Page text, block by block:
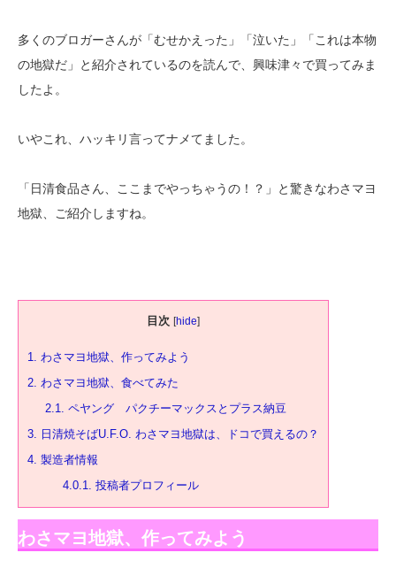
多くのブロガーさんが「むせかえった」「泣いた」「これは本物
の地獄だ」と紹介されているのを読んで、興味津々で買ってみま
したよ。
いやこれ、ハッキリ言ってナメてました。
「日清食品さん、ここまでやっちゃうの！？」と驚きなわさマヨ
地獄、ご紹介しますね。
目次 [hide]
1. わさマヨ地獄、作ってみよう
2. わさマヨ地獄、食べてみた
2.1. ペヤング パクチーマックスとプラス納豆
3. 日清焼そばU.F.O. わさマヨ地獄は、ドコで買えるの？
4. 製造者情報
4.0.1. 投稿者プロフィール
わさマヨ地獄、作ってみよう